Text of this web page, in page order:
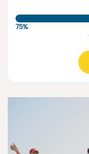
75%